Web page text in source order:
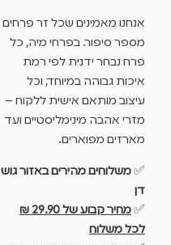
אנחנו מאמינים שכל זר פרחים
מספר סיפור. בפרחי מיה, כל
פרח נבחר ידנית לפי רמת
איכות גבוהה במיוחד, וכל
עיצוב מותאם אישית ללקוח –
מזרי אהבה מינימליסטיים ועד
מארזים מפוארים.
✅משלוחים מהירים באזור גוש
דן
✅
מחיר קבוע של 29.90 ₪
לכל משלוח